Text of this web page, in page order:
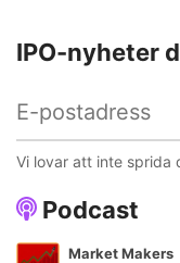
Podcast
Market Makers
IPO-nyheter
Vi lovar att inte sprida